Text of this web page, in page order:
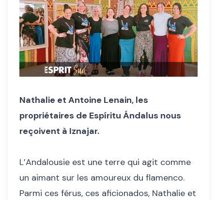
Nathalie et Antoine Lenain, les
propriétaires de Espíritu Ándalus nous
reçoivent à Iznajar.
L’Andalousie est une terre qui agit comme
un aimant sur les amoureux du flamenco.
Parmi ces férus, ces aficionados, Nathalie et